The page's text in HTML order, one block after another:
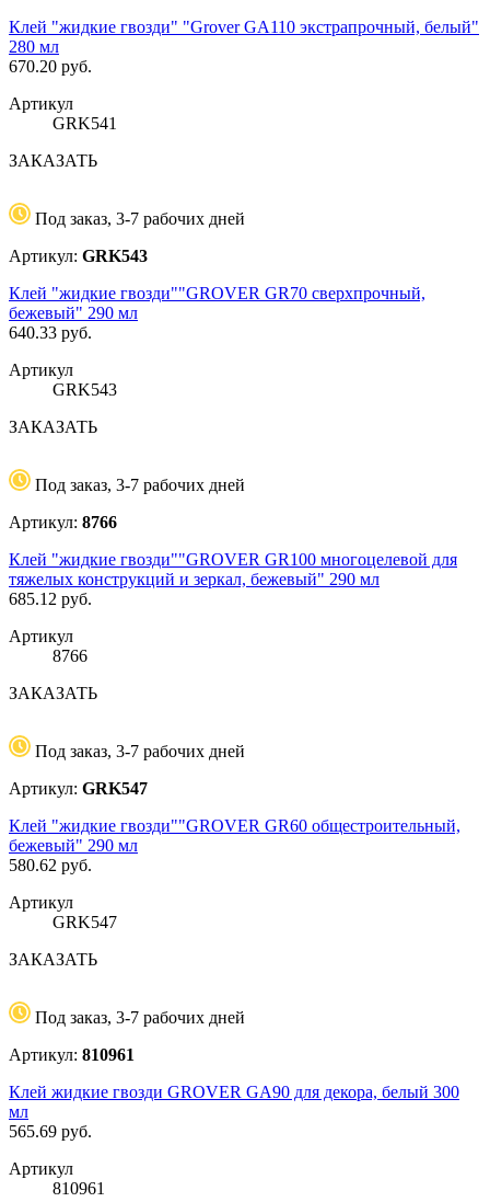
Клей "жидкие гвозди" "Grover GA110 экстрапрочный, белый"
280 мл
670.20 руб.
Артикул
GRK541
ЗАКАЗАТЬ
Под заказ, 3-7 рабочих дней
Артикул: GRK543
Клей "жидкие гвозди""GROVER GR70 сверхпрочный,
бежевый" 290 мл
640.33 руб.
Артикул
GRK543
ЗАКАЗАТЬ
Под заказ, 3-7 рабочих дней
Артикул: 8766
Клей "жидкие гвозди""GROVER GR100 многоцелевой для
тяжелых конструкций и зеркал, бежевый" 290 мл
685.12 руб.
Артикул
8766
ЗАКАЗАТЬ
Под заказ, 3-7 рабочих дней
Артикул: GRK547
Клей "жидкие гвозди""GROVER GR60 общестроительный,
бежевый" 290 мл
580.62 руб.
Артикул
GRK547
ЗАКАЗАТЬ
Под заказ, 3-7 рабочих дней
Артикул: 810961
Клей жидкие гвозди GROVER GА90 для декора, белый 300
мл
565.69 руб.
Артикул
810961